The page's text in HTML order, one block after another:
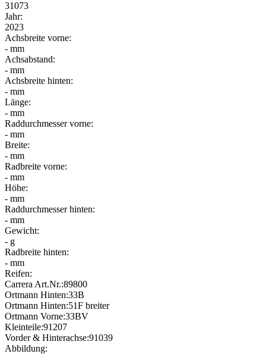
31073
Jahr:
2023
Achsbreite vorne:
- mm
Achsabstand:
- mm
Achsbreite hinten:
- mm
Länge:
- mm
Raddurchmesser vorne:
- mm
Breite:
- mm
Radbreite vorne:
- mm
Höhe:
- mm
Raddurchmesser hinten:
- mm
Gewicht:
- g
Radbreite hinten:
- mm
Reifen:
Carrera Art.Nr.:89800
Ortmann Hinten:33B
Ortmann Hinten:51F breiter
Ortmann Vorne:33BV
Kleinteile:91207
Vorder & Hinterachse:91039
Abbildung: